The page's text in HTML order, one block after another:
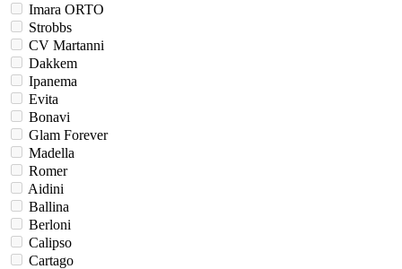
Imara ORTO
Strobbs
CV Martanni
Dakkem
Ipanema
Evita
Bonavi
Glam Forever
Madella
Romer
Aidini
Ballina
Berloni
Calipso
Cartago